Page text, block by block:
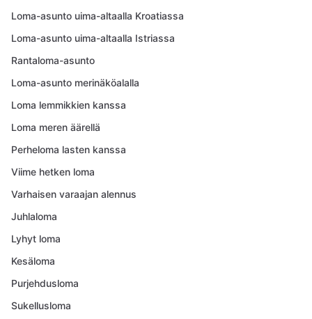
Loma-asunto uima-altaalla Kroatiassa
Loma-asunto uima-altaalla Istriassa
Rantaloma-asunto
Loma-asunto merinäköalalla
Loma lemmikkien kanssa
Loma meren äärellä
Perheloma lasten kanssa
Viime hetken loma
Varhaisen varaajan alennus
Juhlaloma
Lyhyt loma
Kesäloma
Purjehdusloma
Sukellusloma